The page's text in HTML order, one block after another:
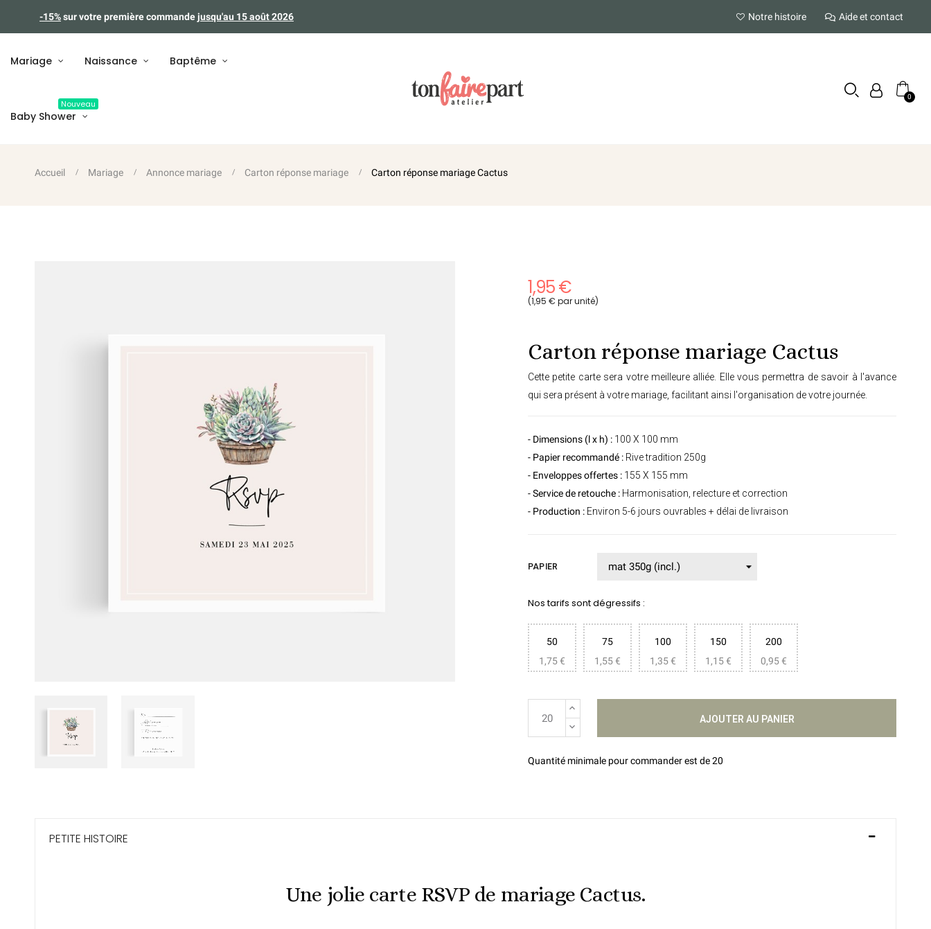
-15%sur votre première commandejusqu'au 15 août 2026 Notre histoire Aide et contact
Mariage Naissance Baptême
Baby Shower
Nouveau
Accueil Mariage Annonce mariage Carton réponse mariage Carton réponse mariage Cactus
1,95 €
(1,95 € par unité)
Carton réponse mariage Cactus
Cette petite carte sera votre meilleure alliée. Elle vous permettra de savoir à l'avance
qui sera présent à votre mariage, facilitant ainsi l'organisation de votre journée.
- Dimensions (l x h) : 100 X 100 mm
- Papier recommandé : Rive tradition 250g
- Enveloppes offertes : 155 X 155 mm
- Service de retouche : Harmonisation, relecture et correction
- Production : Environ 5-6 jours ouvrables + délai de livraison
PAPIER
Nos tarifs sont dégressifs :
50
1,75 €
75
1,55 €
100
1,35 €
150
1,15 €
200
0,95 €
AJOUTER AU PANIER
Quantité minimale pour commander est de 20
PETITE HISTOIRE
Une jolie carte RSVP de mariage Cactus.